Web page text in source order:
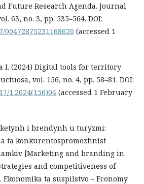
Future Research Agenda. Journal
63, no. 3, pp. 535–564. DOI:
(accessed 1
I. (2024) Digital tools for territory
vol. 156, no. 4, pp. 58–81. DOI:
1.2024(156)04 (accessed 1 February
i brendynh u turyzmi:
ta konkurentospromozhnist
[Marketing and branding in
and competitiveness of
ta suspilstvo – Economy